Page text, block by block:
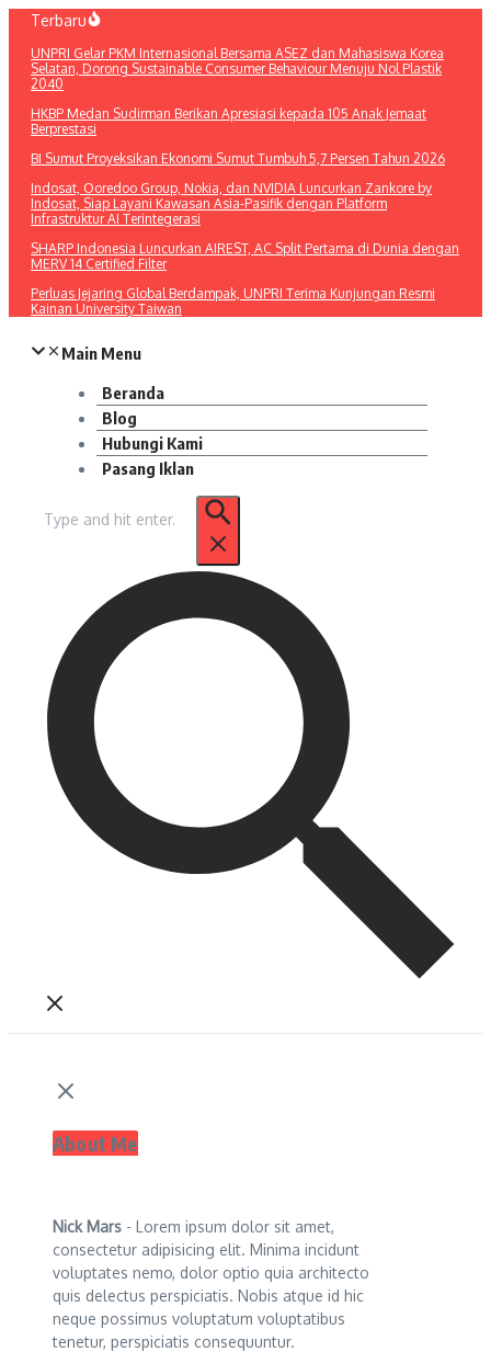
Lewati
konten
Terbaru
UNPRI Gelar PKM Internasional Bersama ASEZ dan Mahasiswa Korea
Selatan, Dorong Sustainable Consumer Behaviour Menuju Nol Plastik
2040
HKBP Medan Sudirman Berikan Apresiasi kepada 105 Anak Jemaat
Berprestasi
BI Sumut Proyeksikan Ekonomi Sumut Tumbuh 5,7 Persen Tahun 2026
Indosat, Ooredoo Group, Nokia, dan NVIDIA Luncurkan Zankore by
Indosat, Siap Layani Kawasan Asia-Pasifik dengan Platform
Infrastruktur AI Terintegerasi
SHARP Indonesia Luncurkan AIREST, AC Split Pertama di Dunia dengan
MERV 14 Certified Filter
Perluas Jejaring Global Berdampak, UNPRI Terima Kunjungan Resmi
Kainan University Taiwan
Main Menu
Beranda
Blog
Hubungi Kami
Pasang Iklan
untuk:
About Me
Nick Mars - Lorem ipsum dolor sit amet,
consectetur adipisicing elit. Minima incidunt
voluptates nemo, dolor optio quia architecto
quis delectus perspiciatis. Nobis atque id hic
neque possimus voluptatum voluptatibus
tenetur, perspiciatis consequuntur.